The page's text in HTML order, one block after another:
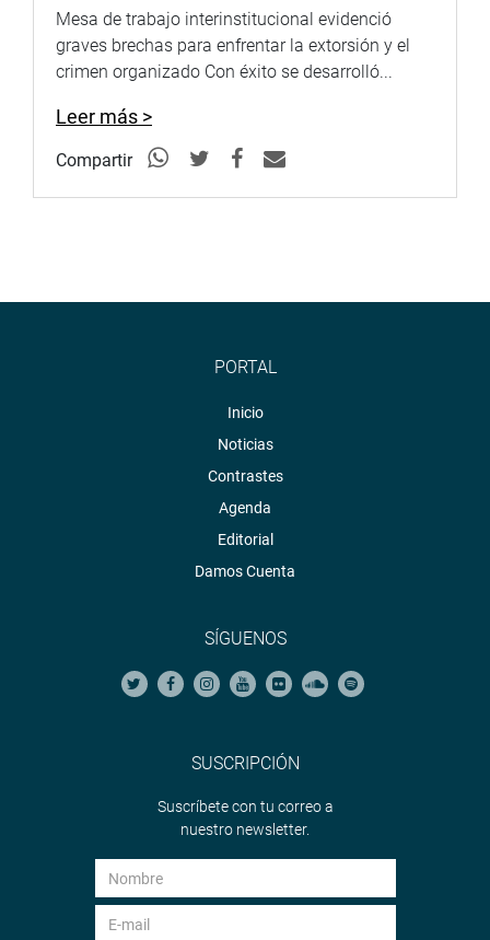
Mesa de trabajo interinstitucional evidenció
graves brechas para enfrentar la extorsión y el
crimen organizado Con éxito se desarrolló...
Leer más >
Compartir
PORTAL
Inicio
Noticias
Contrastes
Agenda
Editorial
Damos Cuenta
SÍGUENOS
SUSCRIPCIÓN
Suscríbete con tu correo a
nuestro newsletter.